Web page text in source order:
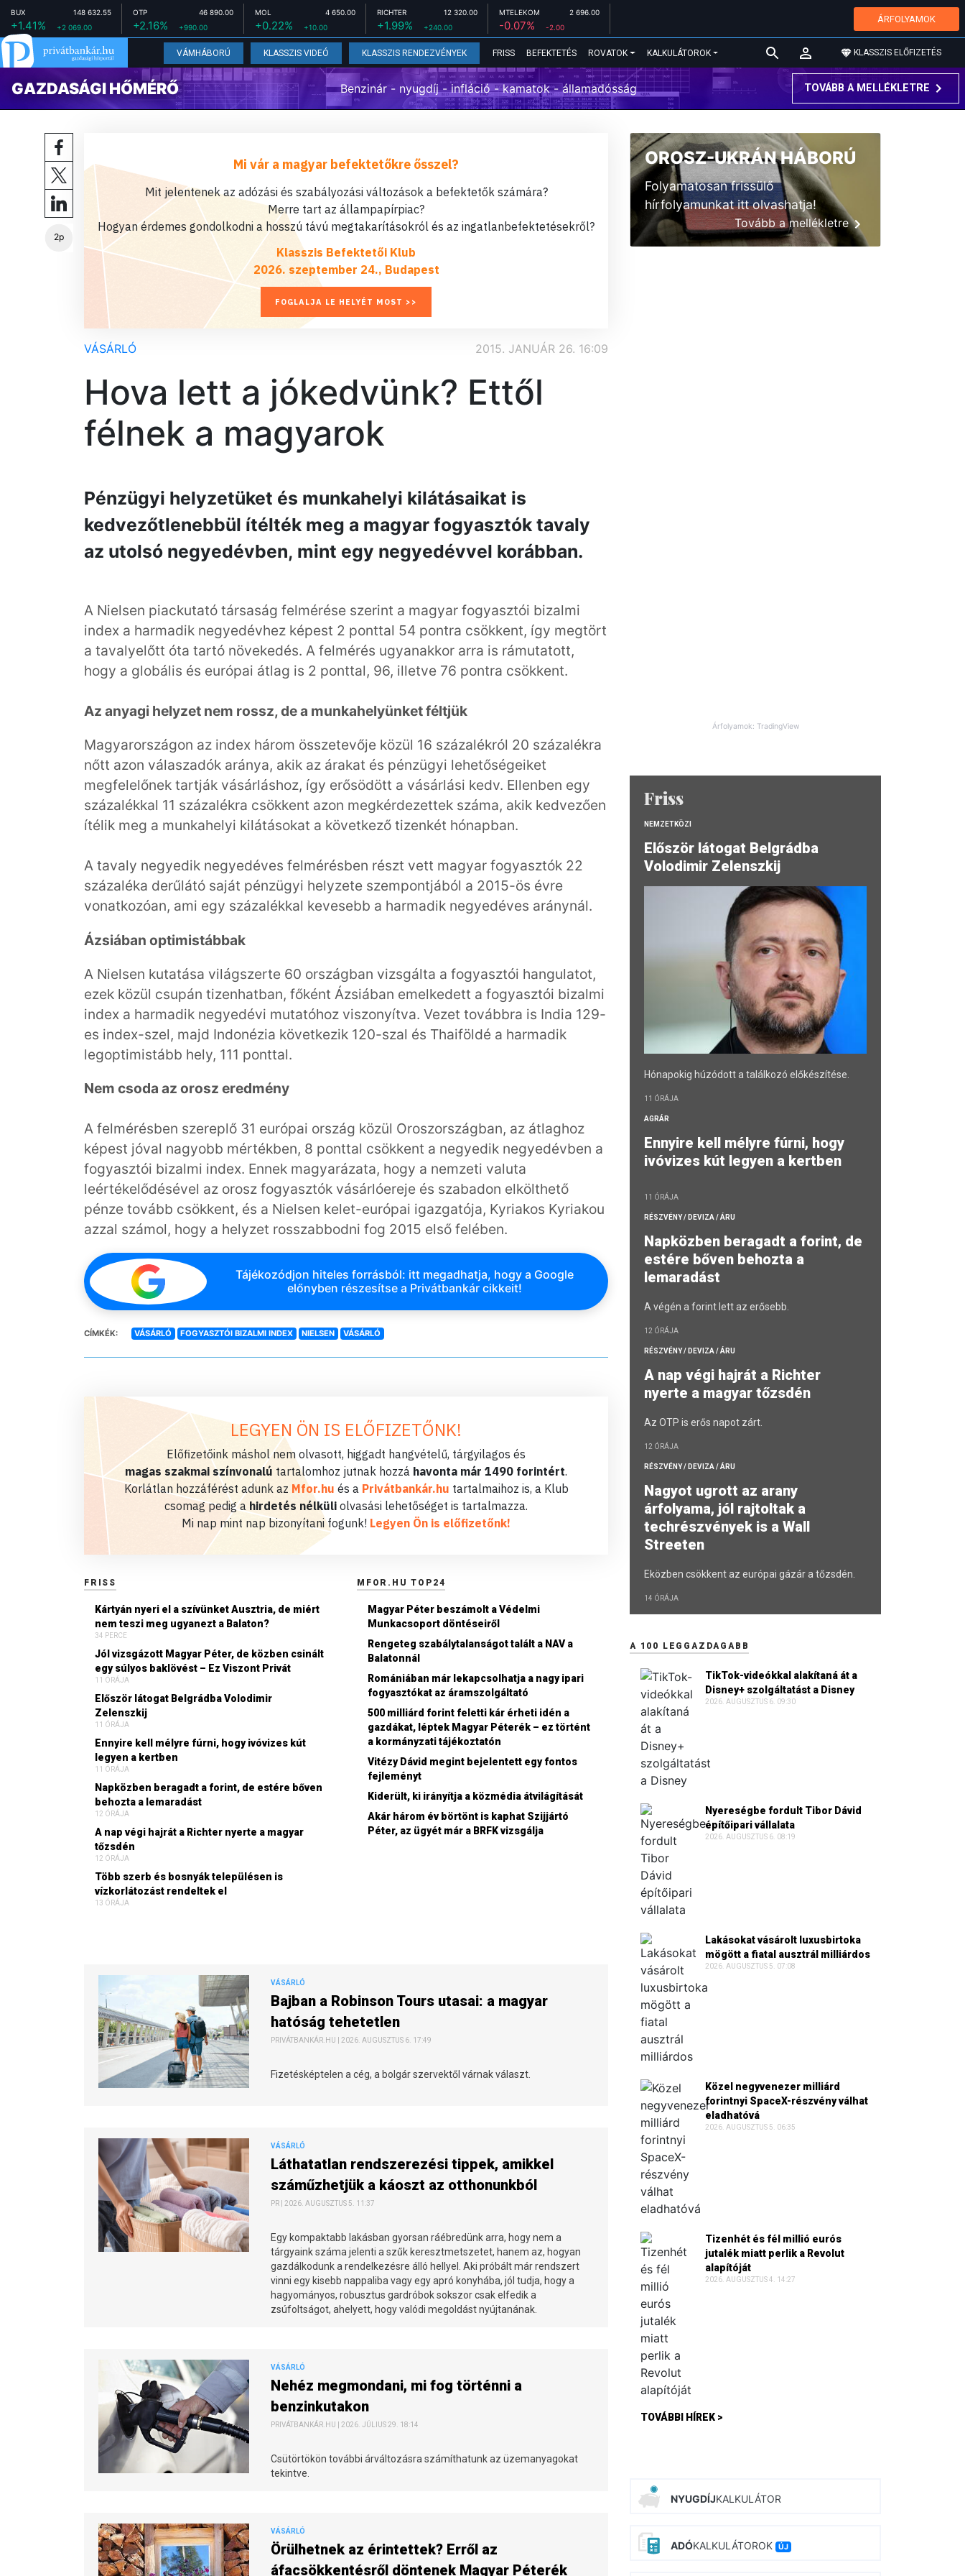
BUX 148 632.55
+1.41% +2 069.00
OTP 46 890.00
+2.16% +990.00
MOL 4 650.00
+0.22% +10.00
RICHTER 12 320.00
+1.99% +240.00
MTELEKOM 2 696.00
-0.07% -2.00
ÁRFOLYAMOK
VÁMHÁBORÚ KLASSZIS VIDEÓ KLASSZIS RENDEZVÉNYEK FRISS BEFEKTETÉS ROVATOK KALKULÁTOROK KLASSZIS ELŐFIZETÉS
GAZDASÁGI HŐMÉRŐ Benzinár - nyugdíj - infláció - kamatok - államadósság TOVÁBB A MELLÉKLETRE
2p
Mi vár a magyar befektetőkre ősszel?
Mit jelentenek az adózási és szabályozási változások a befektetők számára?
Merre tart az állampapírpiac?
Hogyan érdemes gondolkodni a hosszú távú megtakarításokról és az ingatlanbefektetésekről?
Klasszis Befektetői Klub
2026. szeptember 24., Budapest
FOGLALJA LE HELYÉT MOST >>
VÁSÁRLÓ 2015. JANUÁR 26. 16:09
Hova lett a jókedvünk? Ettől
félnek a magyarok
Pénzügyi helyzetüket és munkahelyi kilátásaikat is
kedvezőtlenebbül ítélték meg a magyar fogyasztók tavaly
az utolsó negyedévben, mint egy negyedévvel korábban.
A Nielsen piackutató társaság felmérése szerint a magyar fogyasztói bizalmi
index a harmadik negyedévhez képest 2 ponttal 54 pontra csökkent, így megtört
a tavalyelőtt óta tartó növekedés. A felmérés ugyanakkor arra is rámutatott,
hogy a globális és európai átlag is 2 ponttal, 96, illetve 76 pontra csökkent.
Az anyagi helyzet nem rossz, de a munkahelyünket féltjük
Magyarországon az index három összetevője közül 16 százalékról 20 százalékra
nőtt azon válaszadók aránya, akik az árakat és pénzügyi lehetőségeiket
megfelelőnek tartják vásárláshoz, így erősödött a vásárlási kedv. Ellenben egy
százalékkal 11 százalékra csökkent azon megkérdezettek száma, akik kedvezően
ítélik meg a munkahelyi kilátásokat a következő tizenkét hónapban.
A tavaly negyedik negyedéves felmérésben részt vett magyar fogyasztók 22
százaléka derűlátó saját pénzügyi helyzete szempontjából a 2015-ös évre
vonatkozóan, ami egy százalékkal kevesebb a harmadik negyedéves aránynál.
Ázsiában optimistábbak
A Nielsen kutatása világszerte 60 országban vizsgálta a fogyasztói hangulatot,
ezek közül csupán tizenhatban, főként Ázsiában emelkedett a fogyasztói bizalmi
index a harmadik negyedévi mutatóhoz viszonyítva. Vezet továbbra is India 129-
es index-szel, majd Indonézia következik 120-szal és Thaiföldé a harmadik
legoptimistább hely, 111 ponttal.
Nem csoda az orosz eredmény
A felmérésben szereplő 31 európai ország közül Oroszországban, az átlaghoz
képest jóval nagyobb mértékben, 8 ponttal csökkent a negyedik negyedévben a
fogyasztói bizalmi index. Ennek magyarázata, hogy a nemzeti valuta
leértékelődésével az orosz fogyasztók vásárlóereje és szabadon elkölthető
pénze tovább csökkent, és a Nielsen kelet-európai igazgatója, Kyriakos Kyriakou
azzal számol, hogy a helyzet rosszabbodni fog 2015 első felében.
Tájékozódjon hiteles forrásból: itt megadhatja, hogy a Google
előnyben részesítse a Privátbankár cikkeit!
CÍMKÉK: VÁSÁRLÓ FOGYASZTÓI BIZALMI INDEX NIELSEN VÁSÁRLÓ
LEGYEN ÖN IS ELŐFIZETŐNK!
Előfizetőink máshol nem olvasott, higgadt hangvételű, tárgyilagos és
magas szakmai színvonalú tartalomhoz jutnak hozzá havonta már 1490 forintért.
Korlátlan hozzáférést adunk az Mfor.hu és a Privátbankár.hu tartalmaihoz is, a Klub
csomag pedig a hirdetés nélküli olvasási lehetőséget is tartalmazza.
Mi nap mint nap bizonyítani fogunk! Legyen Ön is előfizetőnk!
FRISS
Kártyán nyeri el a szívünket Ausztria, de miért
nem teszi meg ugyanezt a Balaton?
34 PERCE
Jól vizsgázott Magyar Péter, de közben csinált
egy súlyos baklövést – Ez Viszont Privát
11 ÓRÁJA
Először látogat Belgrádba Volodimir
Zelenszkij
11 ÓRÁJA
Ennyire kell mélyre fúrni, hogy ivóvizes kút
legyen a kertben
11 ÓRÁJA
Napközben beragadt a forint, de estére bőven
behozta a lemaradást
12 ÓRÁJA
A nap végi hajrát a Richter nyerte a magyar
tőzsdén
12 ÓRÁJA
Több szerb és bosnyák településen is
vízkorlátozást rendeltek el
13 ÓRÁJA
MFOR.HU TOP24
Magyar Péter beszámolt a Védelmi
Munkacsoport döntéseiről
Rengeteg szabálytalanságot talált a NAV a
Balatonnál
Romániában már lekapcsolhatja a nagy ipari
fogyasztókat az áramszolgáltató
500 milliárd forint feletti kár érheti idén a
gazdákat, léptek Magyar Péterék – ez történt
a kormányzati tájékoztatón
Vitézy Dávid megint bejelentett egy fontos
fejleményt
Kiderült, ki irányítja a közmédia átvilágítását
Akár három év börtönt is kaphat Szijjártó
Péter, az ügyét már a BRFK vizsgálja
VÁSÁRLÓ
Bajban a Robinson Tours utasai: a magyar
hatóság tehetetlen
PRIVÁTBANKÁR.HU | 2026. AUGUSZTUS 6. 17:49
Fizetésképtelen a cég, a bolgár szervektől várnak választ.
VÁSÁRLÓ
Láthatatlan rendszerezési tippek, amikkel
száműzhetjük a káoszt az otthonunkból
PR | 2026. AUGUSZTUS 5. 11:37
Egy kompaktabb lakásban gyorsan ráébredünk arra, hogy nem a
tárgyaink száma jelenti a szűk keresztmetszetet, hanem az, hogyan
gazdálkodunk a rendelkezésre álló hellyel. Aki próbált már rendszert
vinni egy kisebb nappaliba vagy egy apró konyhába, jól tudja, hogy a
hagyományos, robusztus gardróbok sokszor csak elfedik a
zsúfoltságot, ahelyett, hogy valódi megoldást nyújtanának.
VÁSÁRLÓ
Nehéz megmondani, mi fog történni a
benzinkutakon
PRIVÁTBANKÁR.HU | 2026. JÚLIUS 29. 18:14
Csütörtökön további árváltozásra számíthatunk az üzemanyagokat
tekintve.
VÁSÁRLÓ
Örülhetnek az érintettek? Erről az
áfacsökkentésről döntenek Magyar Péterék
OROSZ-UKRÁN HÁBORÚ
Folyamatosan frissülő
hírfolyamunkat itt olvashatja!
Tovább a mellékletre
Árfolyamok: TradingView
Friss
NEMZETKÖZI
Először látogat Belgrádba
Volodimir Zelenszkij
Hónapokig húzódott a találkozó előkészítése.
11 ÓRÁJA
AGRÁR
Ennyire kell mélyre fúrni, hogy
ivóvizes kút legyen a kertben
11 ÓRÁJA
RÉSZVÉNY / DEVIZA / ÁRU
Napközben beragadt a forint, de
estére bőven behozta a
lemaradást
A végén a forint lett az erősebb.
12 ÓRÁJA
RÉSZVÉNY / DEVIZA / ÁRU
A nap végi hajrát a Richter
nyerte a magyar tőzsdén
Az OTP is erős napot zárt.
12 ÓRÁJA
RÉSZVÉNY / DEVIZA / ÁRU
Nagyot ugrott az arany
árfolyama, jól rajtoltak a
techrészvények is a Wall
Streeten
Eközben csökkent az európai gázár a tőzsdén.
14 ÓRÁJA
A 100 LEGGAZDAGABB
TikTok-videókkal alakítaná át a
Disney+ szolgáltatást a Disney
2026. AUGUSZTUS 6. 09:30
Nyereségbe fordult Tibor Dávid
építőipari vállalata
2026. AUGUSZTUS 6. 08:19
Lakásokat vásárolt luxusbirtoka
mögött a fiatal ausztrál milliárdos
2026. AUGUSZTUS 5. 07:08
Közel negyvenezer milliárd
forintnyi SpaceX-részvény válhat
eladhatóvá
2026. AUGUSZTUS 5. 06:35
Tizenhét és fél millió eurós
jutalék miatt perlik a Revolut
alapítóját
2026. AUGUSZTUS 4. 14:27
TOVÁBBI HÍREK >
NYUGDÍJKALKULÁTOR
ADÓKALKULÁTOROK ÚJ